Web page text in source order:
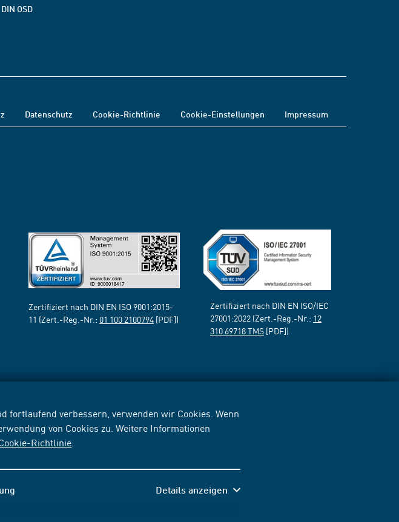
verbessern, verwenden wir Cookies. Wenn
von Cookies zu. Weitere Informationen
Richtlinie
Details anzeigen
DIN OSD
Datenschutz Cookie-Richtlinie Cookie-Einstellungen Impressum
Zertifiziert nach DIN EN ISO 9001:2015-
11 (Zert.-Reg.-Nr.: 01 100 2100794 [PDF])
Zertifiziert nach DIN EN ISO/IEC
27001:2022 (Zert.-Reg.-Nr.: 12
310 69718 TMS [PDF])